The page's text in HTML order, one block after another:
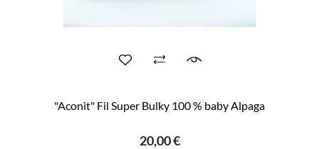
"Aconit" Fil Super Bulky 100 % baby Alpaga
20,00 €